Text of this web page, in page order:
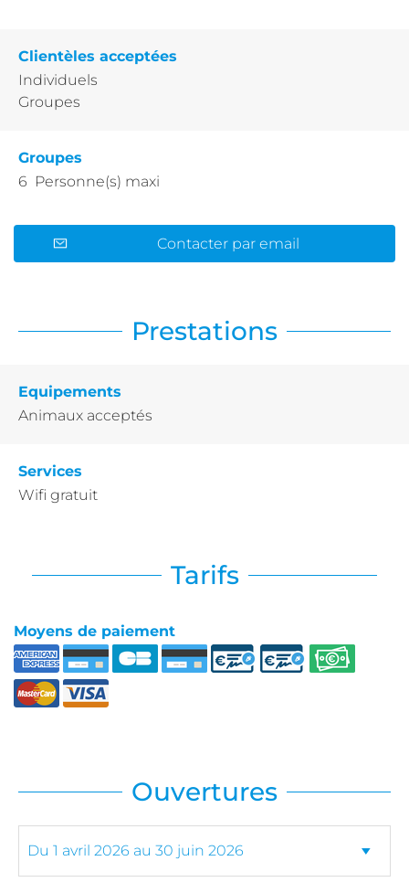
Clientèles acceptées
Individuels
Groupes
Groupes
6 Personne(s) maxi
Contacter par email
Prestations
Equipements
Animaux acceptés
Services
Wifi gratuit
Tarifs
Moyens de paiement
Ouvertures